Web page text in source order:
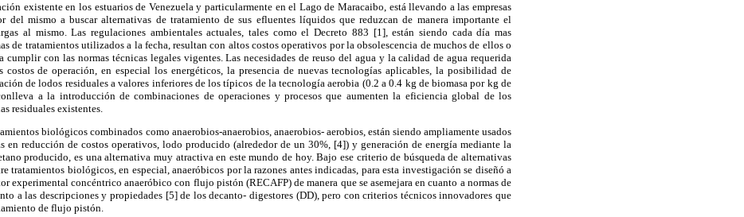
existente en los estuarios de Venezuela y particularmente en el Lago de Maracaibo, está llevando a las empresas
del mismo a buscar alternativas de tratamiento de sus efluentes líquidos que reduzcan de manera importante el
al mismo. Las regulaciones ambientales actuales, tales como el Decreto 883 [1], están siendo cada día mas
de tratamientos utilizados a la fecha, resultan con altos costos operativos por la obsolescencia de muchos de ellos o
cumplir con las normas técnicas legales vigentes. Las necesidades de reuso del agua y la calidad de agua requerida
costos de operación, en especial los energéticos, la presencia de nuevas tecnologías aplicables, la posibilidad de
de lodos residuales a valores inferiores de los típicos de la tecnología aerobia (0.2 a 0.4 kg de biomasa por kg de
a la introducción de combinaciones de operaciones y procesos que aumenten la eficiencia global de los
residuales existentes.
biológicos combinados como anaerobios-anaerobios, anaerobios- aerobios, están siendo ampliamente usados
en reducción de costos operativos, lodo producido (alrededor de un 30%, [4]) y generación de energía mediante la
producido, es una alternativa muy atractiva en este mundo de hoy. Bajo ese criterio de búsqueda de alternativas
tratamientos biológicos, en especial, anaeróbicos por la razones antes indicadas, para esta investigación se diseñó a
experimental concéntrico anaeróbico con flujo pistón (RECAFP) de manera que se asemejara en cuanto a normas de
a las descripciones y propiedades [5] de los decanto- digestores (DD), pero con criterios técnicos innovadores que
de flujo pistón.